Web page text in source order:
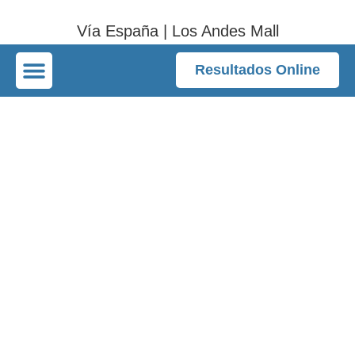
Vía España | Los Andes Mall
Resultados Online